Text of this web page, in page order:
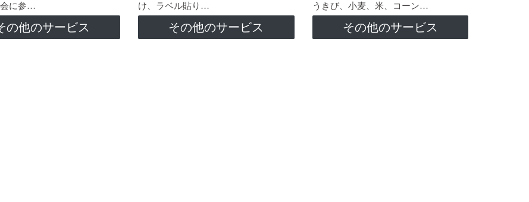
に参…
の他のサービス
け、ラベル貼り…
その他のサービス
うきび、小麦、米、コーン…
その他のサービス